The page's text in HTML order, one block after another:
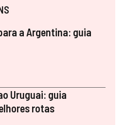
a Argentina: guia
Uruguai: guia
rotas